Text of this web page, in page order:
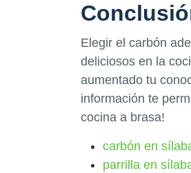
Elegir el carbón
deliciosos en la
aumentado tu
información te
cocina a brasa!
carbón en
parrilla en